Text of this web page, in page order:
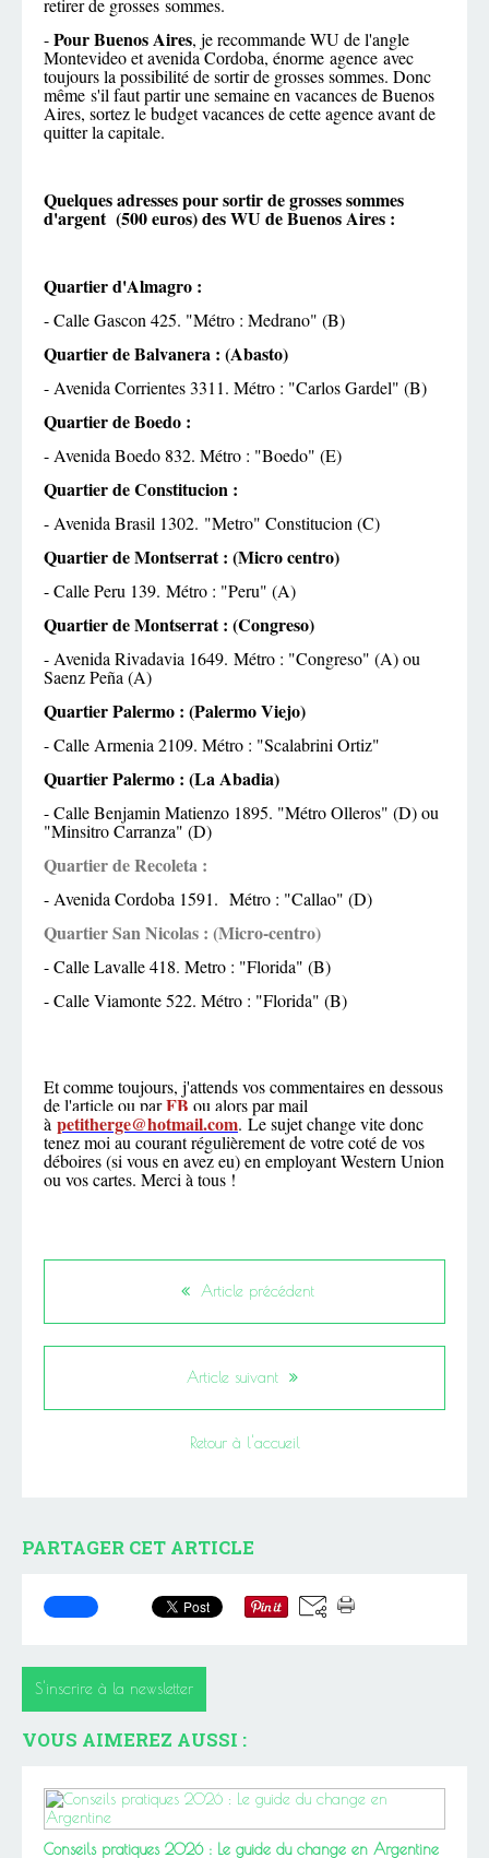
retirer de grosses sommes.
-Pour Buenos Aires, je recommande WU de l'angle
Montevideo et avenida Cordoba, énorme agence avec
toujours la possibilité de sortir de grosses sommes. Donc
même s'il faut partir une semaine en vacances de Buenos
Aires, sortez le budget vacances de cette agence avant de
quitter la capitale.
Quelques adresses pour sortir de grosses sommes
d'argent (500 euros) des WU de Buenos Aires :
Quartier d'Almagro :
- Calle Gascon 425. "Métro : Medrano" (B)
Quartier de Balvanera : (Abasto)
- Avenida Corrientes 3311. Métro : "Carlos Gardel" (B)
Quartier de Boedo :
- Avenida Boedo 832. Métro : "Boedo" (E)
Quartier de Constitucion :
- Avenida Brasil 1302. "Metro" Constitucion (C)
Quartier de Montserrat : (Micro centro)
- Calle Peru 139. Métro : "Peru" (A)
Quartier de Montserrat : (Congreso)
- Avenida Rivadavia 1649. Métro : "Congreso" (A) ou
Saenz Peña (A)
Quartier Palermo : (Palermo Viejo)
- Calle Armenia 2109. Métro : "Scalabrini Ortiz"
Quartier Palermo : (La Abadia)
- Calle Benjamin Matienzo 1895. "Métro Olleros" (D) ou
"Minsitro Carranza" (D)
Quartier de Recoleta :
- Avenida Cordoba 1591. Métro : "Callao" (D)
Quartier San Nicolas : (Micro-centro)
- Calle Lavalle 418. Metro : "Florida" (B)
- Calle Viamonte 522. Métro : "Florida" (B)
Et comme toujours, j'attends vos commentaires en dessous
de l'article ou parFB ou alors par mail
à petitherge@hotmail.com. Le sujet change vite donc
tenez moi au courant régulièrement de votre coté de vos
déboires (si vous en avez eu) en employant Western Union
ou vos cartes. Merci à tous !
Article précédent
Article suivant
Retour à l'accueil
PARTAGER CET ARTICLE
S'inscrire à la newsletter
VOUS AIMEREZ AUSSI :
Conseils pratiques 2026 : Le guide du change en Argentine